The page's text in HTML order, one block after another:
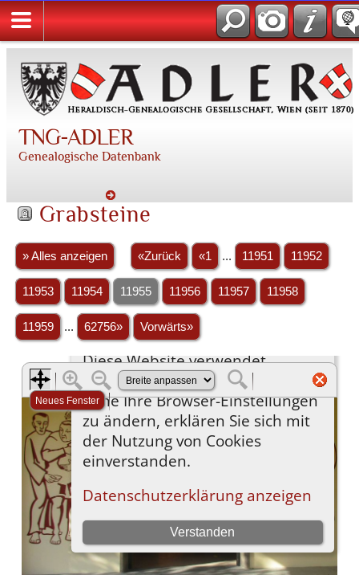
TNG-ADLER
Genealogische Datenbank
Grabsteine
» Alles anzeigen «Zurück «1 ... 11951 11952
11953 11954 11955 11956 11957 11958
11959 ... 62756» Vorwärts»